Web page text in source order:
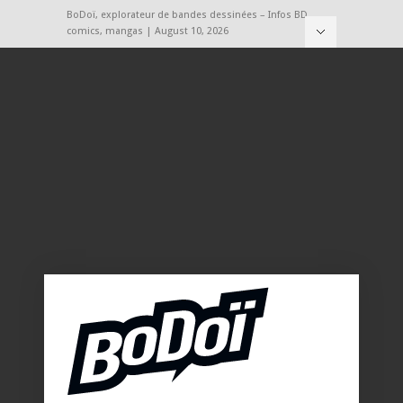
BoDoï, explorateur de bandes dessinées – Infos BD,
comics, mangas | August 10, 2026